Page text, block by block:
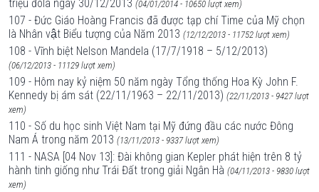
triệu đôla ngày 30/12/2013 (04/01/2014 - 10650 lượt xem)
107 - Đức Giáo Hoàng Francis đã được tạp chí Time của Mỹ chọn
là Nhân vật Biểu tượng của Năm 2013 (12/12/2013 - 11752 lượt xem)
108 - Vĩnh biệt Nelson Mandela (17/7/1918 – 5/12/2013)
(06/12/2013 - 11129 lượt xem)
109 - Hôm nay kỷ niệm 50 năm ngày Tổng thống Hoa Kỳ John F.
Kennedy bị ám sát (22/11/1963 – 22/11/2013) (22/11/2013 - 9427 lượt
xem)
110 - Số du học sinh Việt Nam tại Mỹ đứng đầu các nước Đông
Nam Á trong năm 2013 (13/11/2013 - 9337 lượt xem)
111 - NASA [04 Nov 13]: Đài không gian Kepler phát hiện trên 8 tỷ
hành tinh giống như Trái Đất trong giải Ngân Hà (04/11/2013 - 9830 lượt
xem)